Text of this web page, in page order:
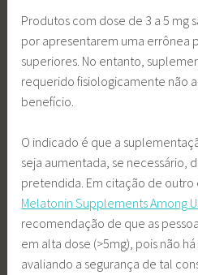
Produtos com dose de 3 a 5 mg
por apresentarem uma errônea
superiores. No entanto,
requerido fisiologicamente não
benefício.
O indicado é que a
seja aumentada, se necessário,
pretendida. Em citação de outro
Melatonin Supplements Among
recomendação de que as
em alta dose (>5mg), pois não
avaliando a segurança de tal